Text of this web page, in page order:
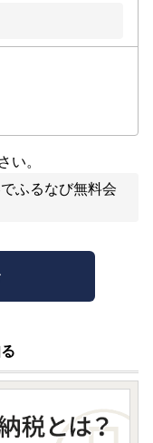
い。
ふるなび無料会